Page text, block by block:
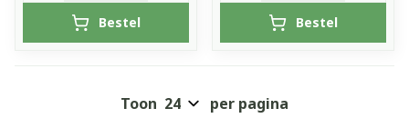
Bestel Bestel
Toon per pagina